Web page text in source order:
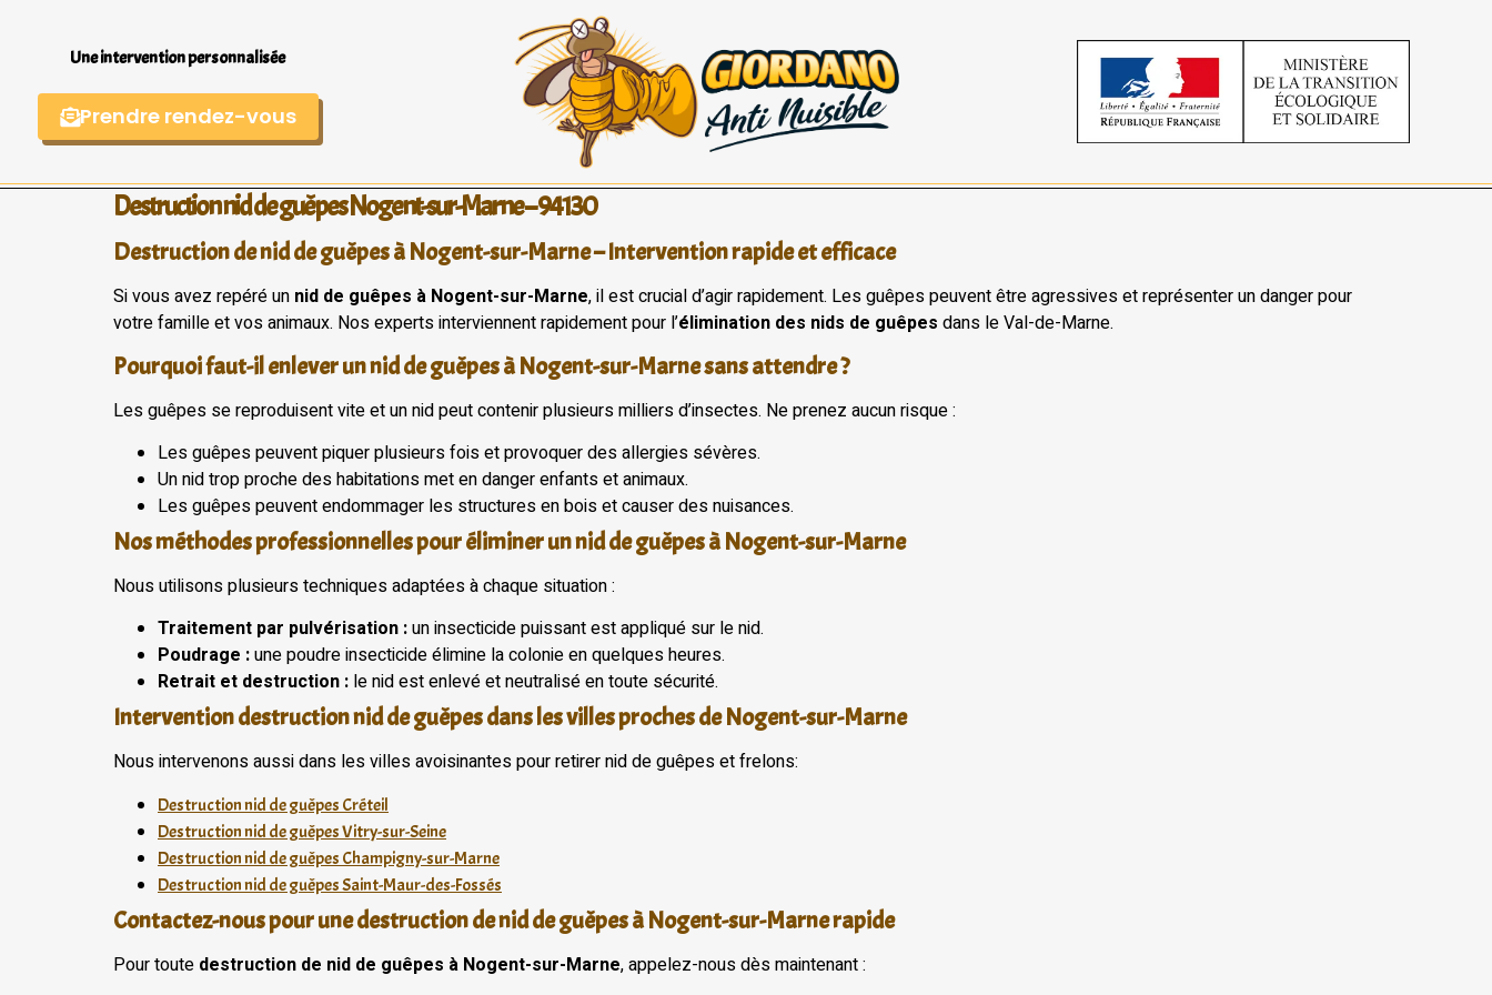
Une intervention personnalisée
Prendre rendez-vous
Destruction nid de guêpes Nogent-sur-Marne – 94130
Destruction de nid de guêpes à Nogent-sur-Marne – Intervention rapide et efficace
Si vous avez repéré un nid de guêpes à Nogent-sur-Marne, il est crucial d’agir rapidement. Les guêpes peuvent être agressives et représenter un danger pour
votre famille et vos animaux. Nos experts interviennent rapidement pour l’élimination des nids de guêpes dans le Val-de-Marne.
Pourquoi faut-il enlever un nid de guêpes à Nogent-sur-Marne sans attendre ?
Les guêpes se reproduisent vite et un nid peut contenir plusieurs milliers d’insectes. Ne prenez aucun risque :
Les guêpes peuvent piquer plusieurs fois et provoquer des allergies sévères.
Un nid trop proche des habitations met en danger enfants et animaux.
Les guêpes peuvent endommager les structures en bois et causer des nuisances.
Nos méthodes professionnelles pour éliminer un nid de guêpes à Nogent-sur-Marne
Nous utilisons plusieurs techniques adaptées à chaque situation :
Traitement par pulvérisation :un insecticide puissant est appliqué sur le nid.
Poudrage :une poudre insecticide élimine la colonie en quelques heures.
Retrait et destruction : le nid est enlevé et neutralisé en toute sécurité.
Intervention destruction nid de guêpes dans les villes proches de Nogent-sur-Marne
Nous intervenons aussi dans les villes avoisinantes pour retirer nid de guêpes et frelons:
Destruction nid de guêpes Créteil
Destruction nid de guêpes Vitry-sur-Seine
Destruction nid de guêpes Champigny-sur-Marne
Destruction nid de guêpes Saint-Maur-des-Fossés
Contactez-nous pour une destruction de nid de guêpes à Nogent-sur-Marne rapide
Pour toute destruction de nid de guêpes à Nogent-sur-Marne, appelez-nous dès maintenant :